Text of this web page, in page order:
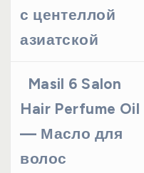
с центеллой
азиатской
Masil 6 Salon
Hair Perfume Oil
— Масло для
волос